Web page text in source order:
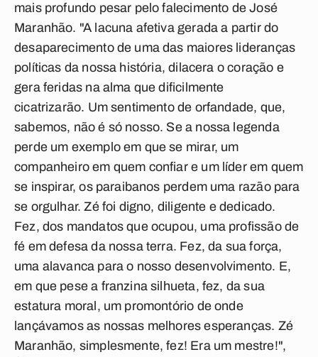
mais profundo pesar pelo falecimento de José
Maranhão. "A lacuna afetiva gerada a partir do
desaparecimento de uma das maiores lideranças
políticas da nossa história, dilacera o coração e
gera feridas na alma que dificilmente
cicatrizarão. Um sentimento de orfandade, que,
sabemos, não é só nosso. Se a nossa legenda
perde um exemplo em que se mirar, um
companheiro em quem confiar e um líder em quem
se inspirar, os paraibanos perdem uma razão para
se orgulhar. Zé foi digno, diligente e dedicado.
Fez, dos mandatos que ocupou, uma profissão de
fé em defesa da nossa terra. Fez, da sua força,
uma alavanca para o nosso desenvolvimento. E,
em que pese a franzina silhueta, fez, da sua
estatura moral, um promontório de onde
lançávamos as nossas melhores esperanças. Zé
Maranhão, simplesmente, fez! Era um mestre!",